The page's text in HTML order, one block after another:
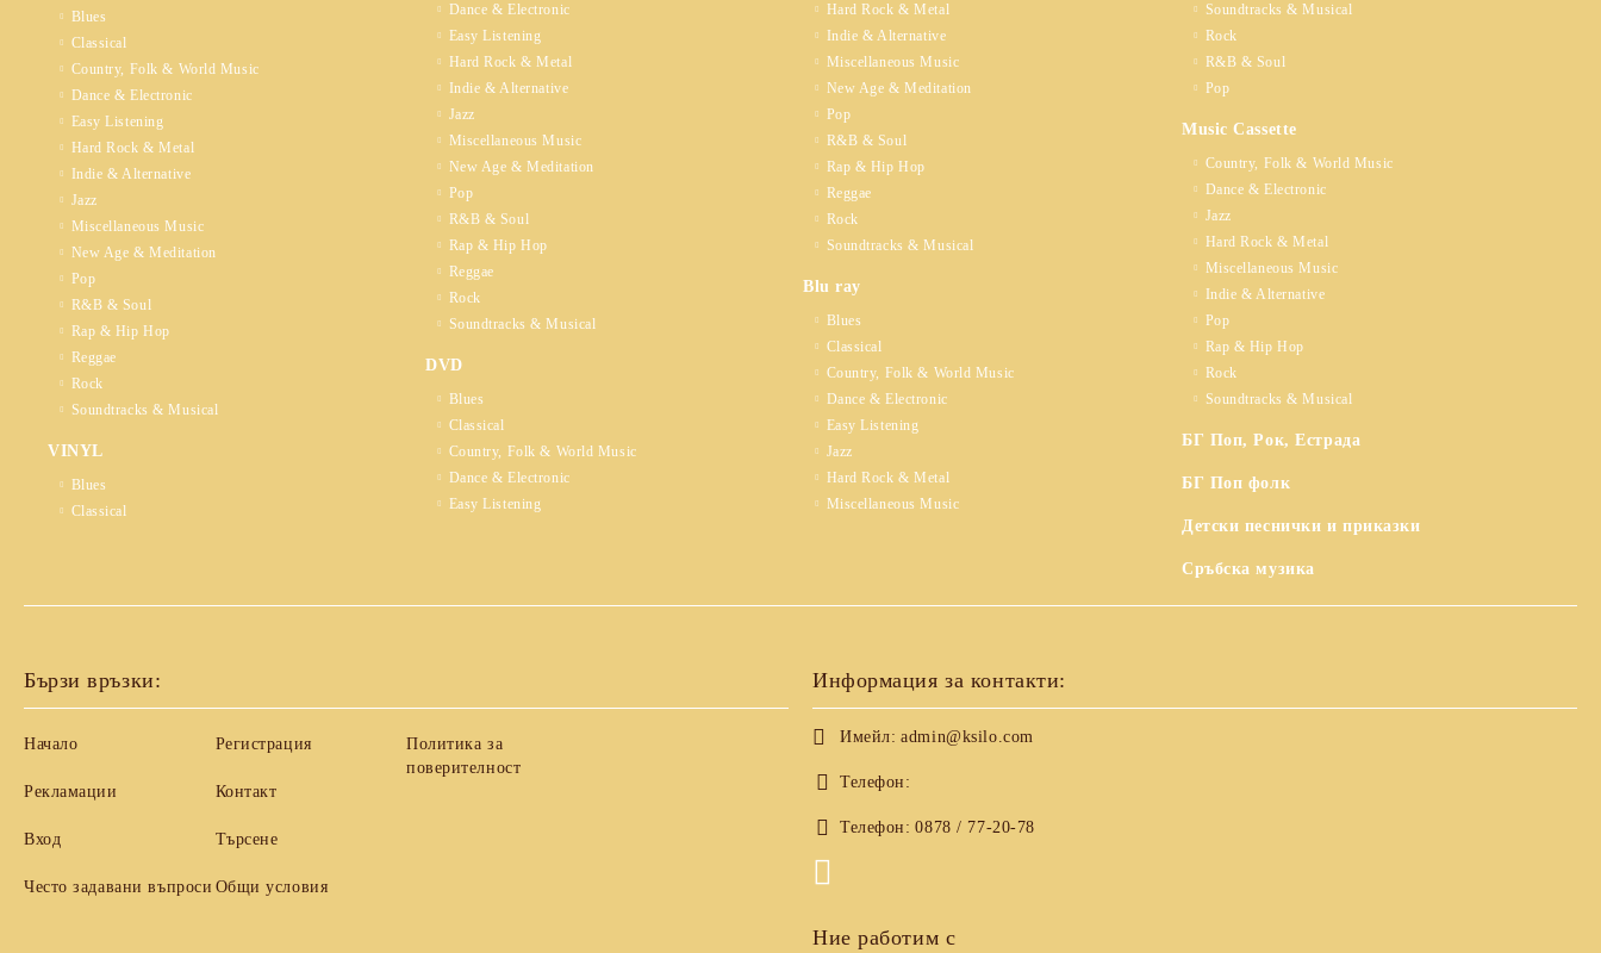
Blues
Classical
Country, Folk & World Music
Dance & Electronic
Easy Listening
Hard Rock & Metal
Indie & Alternative
Jazz
Miscellaneous Music
New Age & Meditation
Pop
R&B & Soul
Rap & Hip Hop
Reggae
Rock
Soundtracks & Musical
VINYL
Blues
Classical
Dance & Electronic
Easy Listening
Hard Rock & Metal
Indie & Alternative
Jazz
Miscellaneous Music
New Age & Meditation
Pop
R&B & Soul
Rap & Hip Hop
Reggae
Rock
Soundtracks & Musical
DVD
Blues
Classical
Country, Folk & World Music
Dance & Electronic
Easy Listening
Hard Rock & Metal
Indie & Alternative
Miscellaneous Music
New Age & Meditation
Pop
R&B & Soul
Rap & Hip Hop
Reggae
Rock
Soundtracks & Musical
Blu ray
Blues
Classical
Country, Folk & World Music
Dance & Electronic
Easy Listening
Jazz
Hard Rock & Metal
Miscellaneous Music
Soundtracks & Musical
Rock
R&B & Soul
Pop
Music Cassette
Country, Folk & World Music
Dance & Electronic
Jazz
Hard Rock & Metal
Miscellaneous Music
Indie & Alternative
Pop
Rap & Hip Hop
Rock
Soundtracks & Musical
БГ Поп, Рок, Естрада
БГ Поп фолк
Детски песнички и приказки
Сръбска музика
Бързи връзки:
Начало
Рекламации
Вход
Често задавани въпроси
Регистрация
Контакт
Търсене
Общи условия
Политика за
поверителност
Информация за контакти:
Имейл: admin@ksilo.com
Телефон:
Телефон: 0878 / 77-20-78
Ние работим с